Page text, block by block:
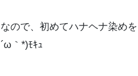
なので、初めてハナヘナ染め
´ω｀*)ﾓｷｭ